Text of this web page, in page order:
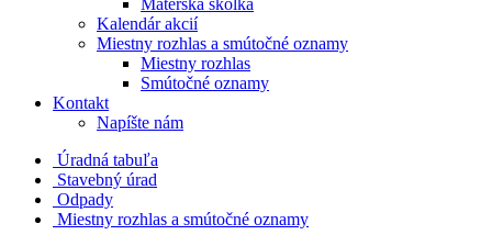
Materská škôlka
Kalendár akcií
Miestny rozhlas a smútočné oznamy
Miestny rozhlas
Smútočné oznamy
Kontakt
Napíšte nám
Úradná tabuľa
Stavebný úrad
Odpady
Miestny rozhlas a smútočné oznamy